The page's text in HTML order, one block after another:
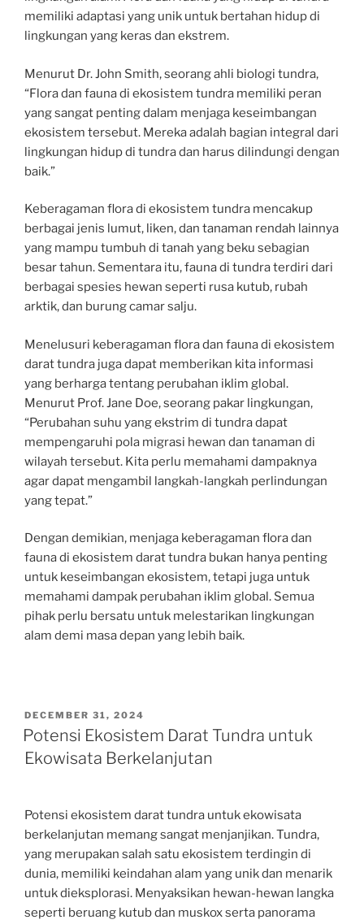
memiliki adaptasi yang unik untuk bertahan hidup di
lingkungan yang keras dan ekstrem.
Menurut Dr. John Smith, seorang ahli biologi tundra,
“Flora dan fauna di ekosistem tundra memiliki peran
yang sangat penting dalam menjaga keseimbangan
ekosistem tersebut. Mereka adalah bagian integral dari
lingkungan hidup di tundra dan harus dilindungi dengan
baik.”
Keberagaman flora di ekosistem tundra mencakup
berbagai jenis lumut, liken, dan tanaman rendah lainnya
yang mampu tumbuh di tanah yang beku sebagian
besar tahun. Sementara itu, fauna di tundra terdiri dari
berbagai spesies hewan seperti rusa kutub, rubah
arktik, dan burung camar salju.
Menelusuri keberagaman flora dan fauna di ekosistem
darat tundra juga dapat memberikan kita informasi
yang berharga tentang perubahan iklim global.
Menurut Prof. Jane Doe, seorang pakar lingkungan,
“Perubahan suhu yang ekstrim di tundra dapat
mempengaruhi pola migrasi hewan dan tanaman di
wilayah tersebut. Kita perlu memahami dampaknya
agar dapat mengambil langkah-langkah perlindungan
yang tepat.”
Dengan demikian, menjaga keberagaman flora dan
fauna di ekosistem darat tundra bukan hanya penting
untuk keseimbangan ekosistem, tetapi juga untuk
memahami dampak perubahan iklim global. Semua
pihak perlu bersatu untuk melestarikan lingkungan
alam demi masa depan yang lebih baik.
POSTED
ON
DECEMBER 31, 2024
Potensi Ekosistem Darat Tundra untuk
Ekowisata Berkelanjutan
Potensi ekosistem darat tundra untuk ekowisata
berkelanjutan memang sangat menjanjikan. Tundra,
yang merupakan salah satu ekosistem terdingin di
dunia, memiliki keindahan alam yang unik dan menarik
untuk dieksplorasi. Menyaksikan hewan-hewan langka
seperti beruang kutub dan muskox serta panorama